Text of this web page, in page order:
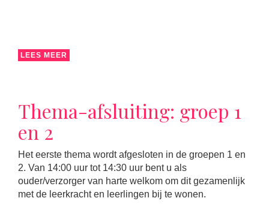
LEES MEER
Thema-afsluiting: groep 1
en 2
Het eerste thema wordt afgesloten in de groepen 1 en
2. Van 14:00 uur tot 14:30 uur bent u als
ouder/verzorger van harte welkom om dit gezamenlijk
met de leerkracht en leerlingen bij te wonen.